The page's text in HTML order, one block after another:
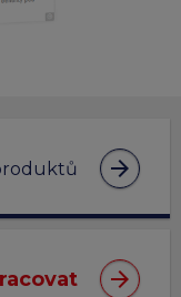
arrow_forward
arrow_forward